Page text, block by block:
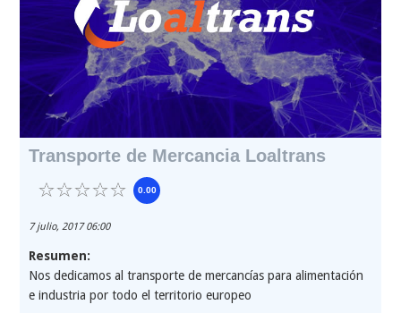
Transporte de Mercancia Loaltrans
0.00
7 julio, 2017 06:00
Resumen:
Nos dedicamos al transporte de mercancías para alimentación
e industria por todo el territorio europeo